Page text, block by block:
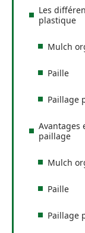
Les
plastique
Mulch
Paille
Paillage
Avantages
paillage
Mulch
Paille
Paillage